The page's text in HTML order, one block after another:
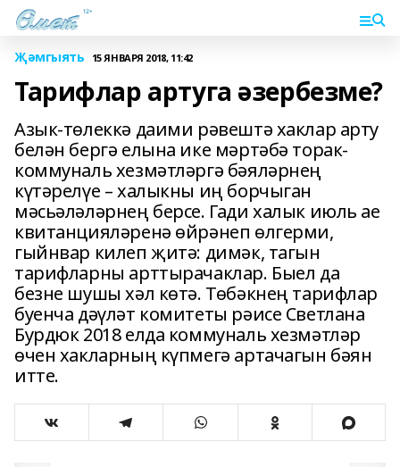
Җәмгыять 15 ЯНВАРЯ 2018, 11:42
Тарифлар артуга әзербезме?
Азык-төлеккә даими рәвештә хаклар арту
белән бергә елына ике мәртәбә торак-
коммуналь хезмәтләргә бәяләрнең
күтәрелүе – халыкны иң борчыган
мәсьәләләрнең берсе. Гади халык июль ае
квитанцияләренә өйрәнеп өлгерми,
гыйнвар килеп җитә: димәк, тагын
тарифларны арттырачаклар. Быел да
безне шушы хәл көтә. Төбәкнең тарифлар
буенча дәүләт комитеты рәисе Светлана
Бурдюк 2018 елда коммуналь хезмәтләр
өчен хакларның күпмегә артачагын бәян
итте.